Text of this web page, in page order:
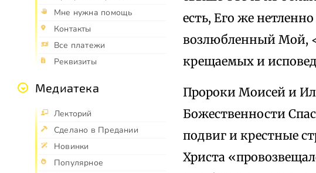
Мне нужна помощь
Контакты
Все платежи
Реквизиты
Медиатека
Лекторий
Сделано в Предании
Новинки
Популярное
есть, Его же
возлюбленный Мой,
крещаемых и
Пророки Моисей и
Божественности
подвиг и крестные
Христа